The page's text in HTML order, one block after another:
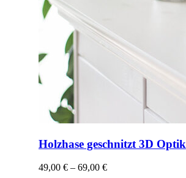
Holzhase geschnitzt 3D Optik
49,00 € – 69,00 €